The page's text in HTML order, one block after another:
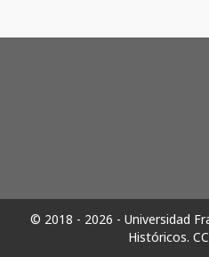
© 2018 - 2026 - Universidad
Históricos.